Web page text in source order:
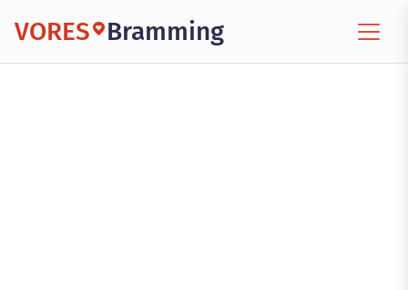
VORES Bramming